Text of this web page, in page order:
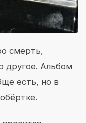
смерть,
другое. Альбом
есть, но в